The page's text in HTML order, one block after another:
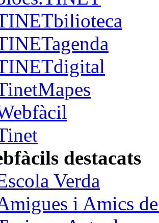
destacats
Verda
i Amics